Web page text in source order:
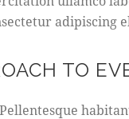
adipiscing
TO